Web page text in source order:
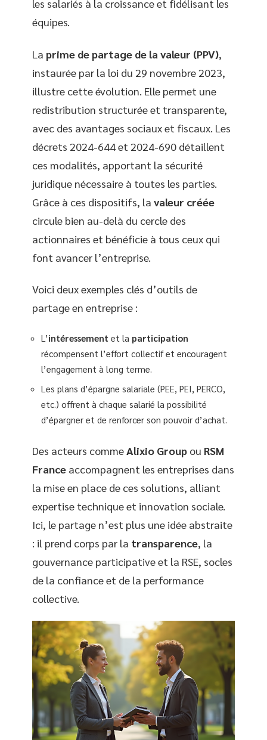
les salariés à la croissance et fidélisant les
équipes.
La prime de partage de la valeur (PPV),
instaurée par la loi du 29 novembre 2023,
illustre cette évolution. Elle permet une
redistribution structurée et transparente,
avec des avantages sociaux et fiscaux. Les
décrets 2024-644 et 2024-690 détaillent
ces modalités, apportant la sécurité
juridique nécessaire à toutes les parties.
Grâce à ces dispositifs, la valeur créée
circule bien au-delà du cercle des
actionnaires et bénéficie à tous ceux qui
font avancer l’entreprise.
Voici deux exemples clés d’outils de
partage en entreprise :
L’intéressement et la participation
récompensent l’effort collectif et encouragent
l’engagement à long terme.
Les plans d’épargne salariale (PEE, PEI, PERCO,
etc.) offrent à chaque salarié la possibilité
d’épargner et de renforcer son pouvoir d’achat.
Des acteurs comme Alixio Group ou RSM
France accompagnent les entreprises dans
la mise en place de ces solutions, alliant
expertise technique et innovation sociale.
Ici, le partage n’est plus une idée abstraite
: il prend corps par la transparence, la
gouvernance participative et la RSE, socles
de la confiance et de la performance
collective.